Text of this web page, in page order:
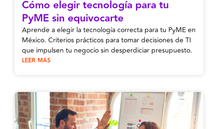
Cómo elegir tecnología para tu
PyME sin equivocarte
Aprende a elegir la tecnología correcta para tu PyME en
México. Criterios prácticos para tomar decisiones de TI
que impulsen tu negocio sin desperdiciar presupuesto.
LEER MÁS